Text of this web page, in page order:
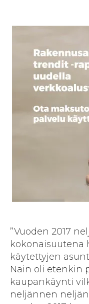
”Vuoden 2017
kokonaisuutena
käytettyjen
Näin oli etenkin
kaupankäynti
neljännen